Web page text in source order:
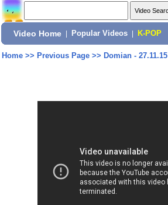
Video Home Popular Videos K-POP
Home>> Previous Page>> Domian - 27.11.15